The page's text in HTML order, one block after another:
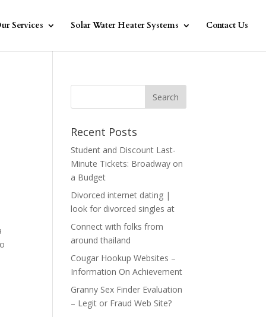
Services Solar Water Heater Systems Contact Us
Recent Posts
Student and Discount Last-
Minute Tickets: Broadway on
a Budget
Divorced internet dating |
look for divorced singles at
Connect with folks from
around thailand
Cougar Hookup Websites –
Information On Achievement
Granny Sex Finder Evaluation
– Legit or Fraud Web Site?